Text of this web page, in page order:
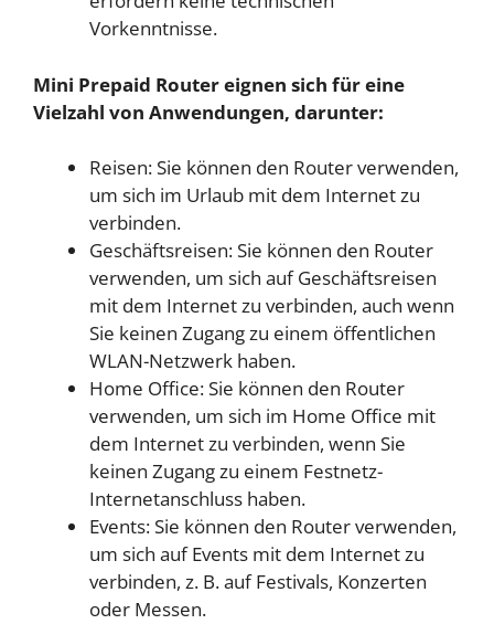
Vorkenntnisse.
Mini Prepaid Router eignen sich für eine
Vielzahl von Anwendungen, darunter:
Reisen: Sie können den Router verwenden,
um sich im Urlaub mit dem Internet zu
verbinden.
Geschäftsreisen: Sie können den Router
verwenden, um sich auf Geschäftsreisen
mit dem Internet zu verbinden, auch wenn
Sie keinen Zugang zu einem öffentlichen
WLAN-Netzwerk haben.
Home Office: Sie können den Router
verwenden, um sich im Home Office mit
dem Internet zu verbinden, wenn Sie
keinen Zugang zu einem Festnetz-
Internetanschluss haben.
Events: Sie können den Router verwenden,
um sich auf Events mit dem Internet zu
verbinden, z. B. auf Festivals, Konzerten
oder Messen.